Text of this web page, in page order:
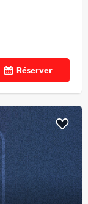
Réserver